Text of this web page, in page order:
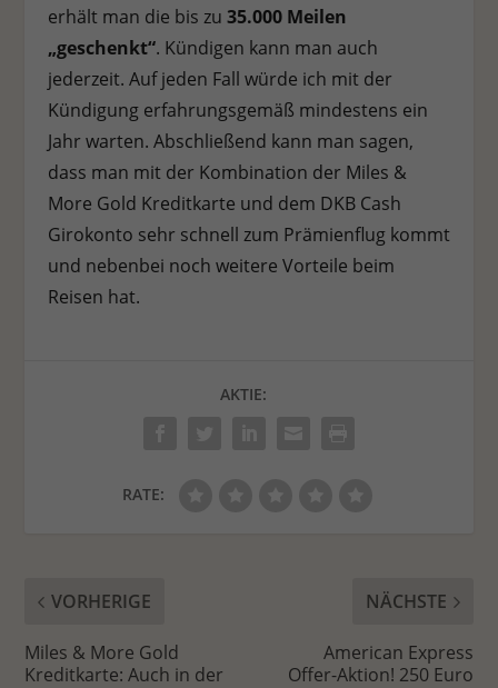
erhält man die bis zu 35.000 Meilen
„geschenkt“. Kündigen kann man auch
jederzeit. Auf jeden Fall würde ich mit der
Kündigung erfahrungsgemäß mindestens ein
Jahr warten. Abschließend kann man sagen,
dass man mit der Kombination der Miles &
More Gold Kreditkarte und dem DKB Cash
Girokonto sehr schnell zum Prämienflug kommt
und nebenbei noch weitere Vorteile beim
Reisen hat.
AKTIE:
RATE:
VORHERIGE
Miles & More Gold
Kreditkarte: Auch in der
NÄCHSTE
American Express
Offer-Aktion! 250 Euro